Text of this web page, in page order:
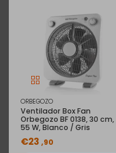
de aire, altura de 1
Descripción
circulador de aire Aalborg
Está
equipado con una
Tipo de envío
ORBEGOZO
Ventilador Box Fan
Orbegozo BF 0138, 30 cm,
55 W, Blanco / Gris
€23 ,90